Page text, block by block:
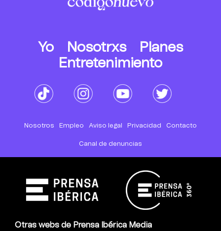
Yo Nosotrxs
Planes
Entretenimiento
Nosotros Empleo Aviso legal Privacidad Contacto
Canal de denuncias
Otras webs de Prensa Ibérica Media